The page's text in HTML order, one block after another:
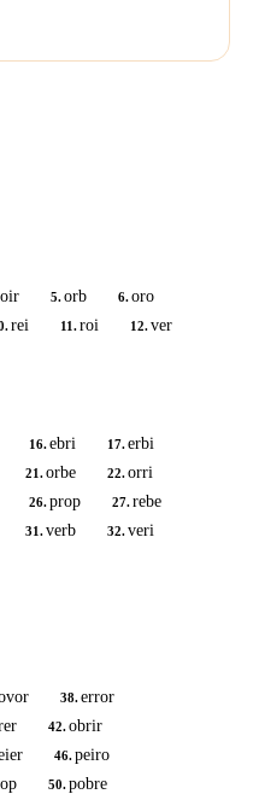
oir 5.orb 6.oro
rei 11.roi 12.ver
16.ebri 17.erbi
21.orbe 22.orri
26.prop 27.rebe
31.verb 32.veri
38.error
42.obrir
46.peiro
50.pobre